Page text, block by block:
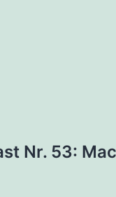
Nr. 53: